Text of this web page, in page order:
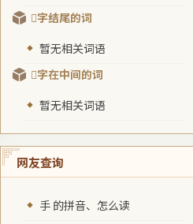
𩠝字结尾的词
暂无相关词语
𩠝字在中间的词
暂无相关词语
网友查询
手 的拼音、怎么读